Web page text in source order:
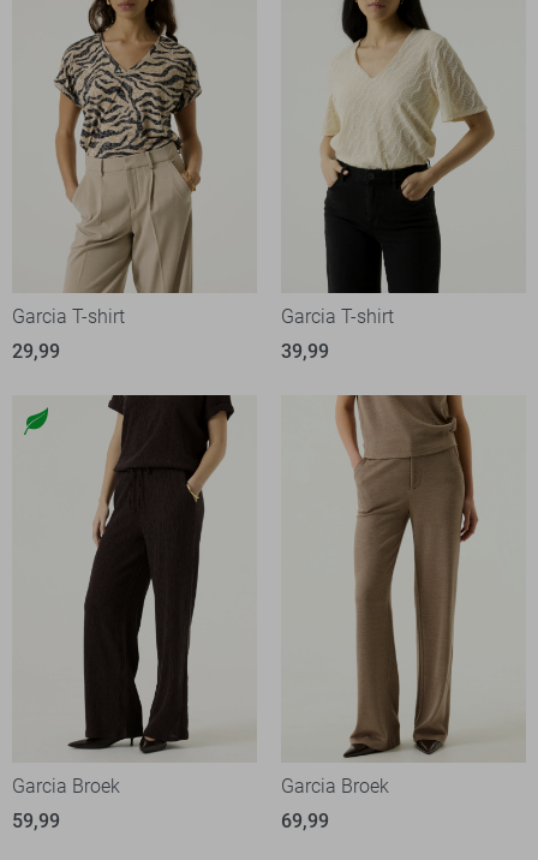
Garcia T-shirt
29,99
Garcia T-shirt
39,99
Garcia Broek
59,99
Garcia Broek
69,99